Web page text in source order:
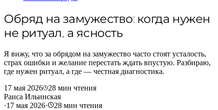
Обряд на замужество: когда нужен
не ритуал, а ясность
Я вижу, что за обрядом на замужество часто стоят усталость,
страх ошибки и желание перестать ждать впустую. Разбираю,
где нужен ритуал, а где — честная диагностика.
17 мая 2026
28 мин чтения
Раиса Ильинская
·17 мая 2026· 28 мин чтения